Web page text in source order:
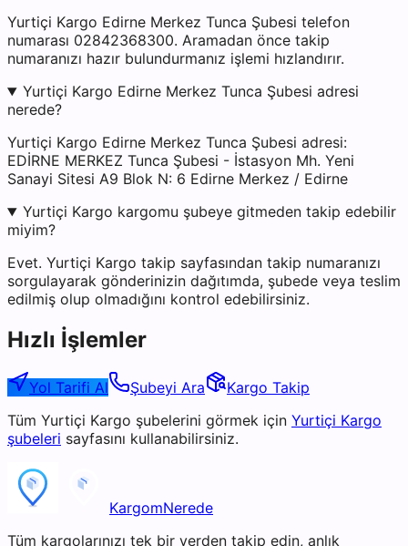
Yurtiçi Kargo Edirne Merkez Tunca Şubesi telefon
numarası 02842368300. Aramadan önce takip
numaranızı hazır bulundurmanız işlemi hızlandırır.
Yurtiçi Kargo Edirne Merkez Tunca Şubesi adresi
nerede?
Yurtiçi Kargo Edirne Merkez Tunca Şubesi adresi:
EDİRNE MERKEZ Tunca Şubesi - İstasyon Mh. Yeni
Sanayi Sitesi A9 Blok N: 6 Edirne Merkez / Edirne
Yurtiçi Kargo kargomu şubeye gitmeden takip edebilir
miyim?
Evet. Yurtiçi Kargo takip sayfasından takip numaranızı
sorgulayarak gönderinizin dağıtımda, şubede veya teslim
edilmiş olup olmadığını kontrol edebilirsiniz.
Hızlı İşlemler
Yol Tarifi Al Şubeyi Ara
Kargo Takip
Tüm Yurtiçi Kargo şubelerini görmek için Yurtiçi Kargo
şubeleri sayfasını kullanabilirsiniz.
KargomNerede
Tüm kargolarınızı tek bir yerden takip edin, anlık